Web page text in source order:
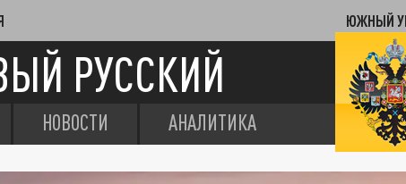
ЮЖНЫЙ
РУССКИЙ
НОВОСТИ АНАЛИТИКА